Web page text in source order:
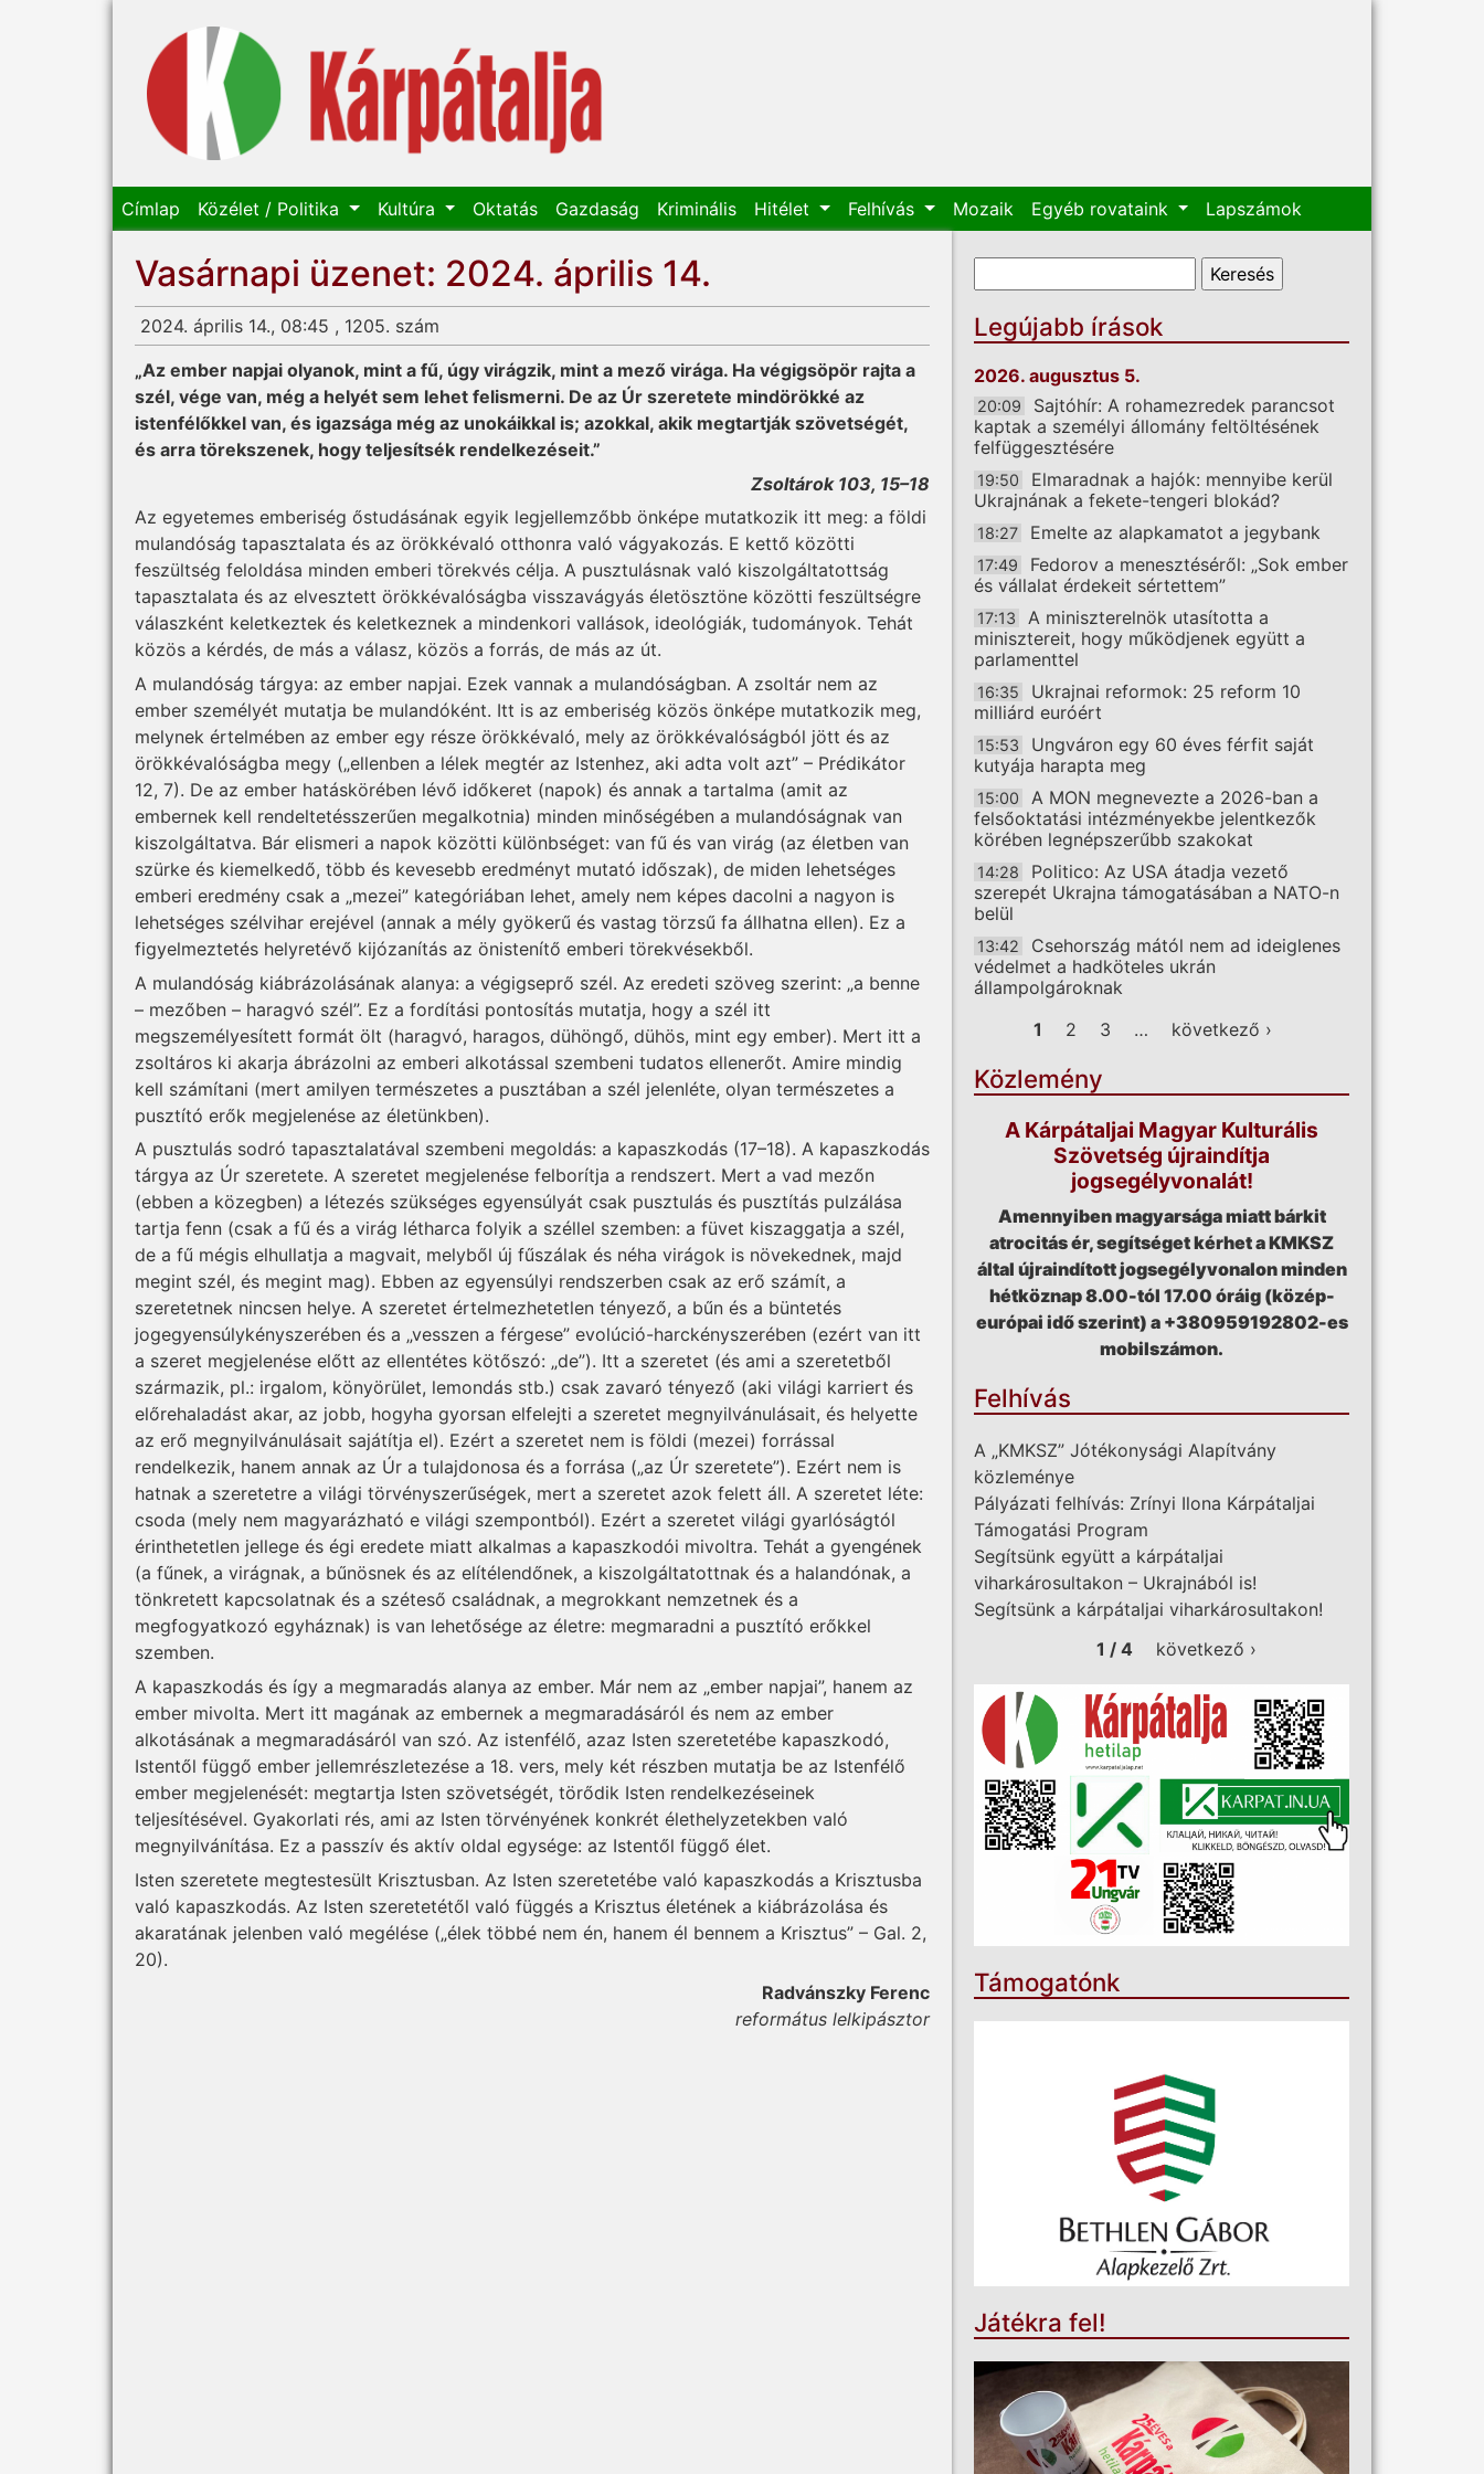
Címlap Közélet / Politika Kultúra Oktatás Gazdaság Kriminális Hitélet Felhívás Mozaik Egyéb rovataink Lapszámok
Vasárnapi üzenet: 2024. április 14.
2024. április 14., 08:45 , 1205. szám
„Az ember napjai olyanok, mint a fű, úgy virágzik, mint a mező virága. Ha végigsöpör rajta a
szél, vége van, még a helyét sem lehet felismerni. De az Úr szeretete mindörökké az
istenfélőkkel van, és igazsága még az unokáikkal is; azokkal, akik megtartják szövetségét,
és arra törekszenek, hogy teljesítsék rendelkezéseit.”
Zsoltárok 103, 15–18
Az egyetemes emberiség őstudásának egyik legjellemzőbb önképe mutatkozik itt meg: a földi
mulandóság tapasztalata és az örökkévaló otthonra való vágyakozás. E kettő közötti
feszültség feloldása minden emberi törekvés célja. A pusztulásnak való kiszolgáltatottság
tapasztalata és az elvesztett örökkévalóságba visszavágyás életösztöne közötti feszültségre
válaszként keletkeztek és keletkeznek a mindenkori vallások, ideológiák, tudományok. Tehát
közös a kérdés, de más a válasz, közös a forrás, de más az út.
A mulandóság tárgya: az ember napjai. Ezek vannak a mulandóságban. A zsoltár nem az
ember személyét mutatja be mulandóként. Itt is az emberiség közös önképe mutatkozik meg,
melynek értelmében az ember egy része örökkévaló, mely az örökkévalóságból jött és az
örökkévalóságba megy („ellenben a lélek megtér az Istenhez, aki adta volt azt” – Prédikátor
12, 7). De az ember hatáskörében lévő időkeret (napok) és annak a tartalma (amit az
embernek kell rendeltetésszerűen megalkotnia) minden minőségében a mulandóságnak van
kiszolgáltatva. Bár elismeri a napok közötti különbséget: van fű és van virág (az életben van
szürke és kiemelkedő, több és kevesebb eredményt mutató időszak), de miden lehetséges
emberi eredmény csak a „mezei” kategóriában lehet, amely nem képes dacolni a nagyon is
lehetséges szélvihar erejével (annak a mély gyökerű és vastag törzsű fa állhatna ellen). Ez a
figyelmeztetés helyretévő kijózanítás az önistenítő emberi törekvésekből.
A mulandóság kiábrázolásának alanya: a végigseprő szél. Az eredeti szöveg szerint: „a benne
– mezőben – haragvó szél”. Ez a fordítási pontosítás mutatja, hogy a szél itt
megszemélyesített formát ölt (haragvó, haragos, dühöngő, dühös, mint egy ember). Mert itt a
zsoltáros ki akarja ábrázolni az emberi alkotással szembeni tudatos ellenerőt. Amire mindig
kell számítani (mert amilyen természetes a pusztában a szél jelenléte, olyan természetes a
pusztító erők megjelenése az életünkben).
A pusztulás sodró tapasztalatával szembeni megoldás: a kapaszkodás (17–18). A kapaszkodás
tárgya az Úr szeretete. A szeretet megjelenése felborítja a rendszert. Mert a vad mezőn
(ebben a közegben) a létezés szükséges egyensúlyát csak pusztulás és pusztítás pulzálása
tartja fenn (csak a fű és a virág létharca folyik a széllel szemben: a füvet kiszaggatja a szél,
de a fű mégis elhullatja a magvait, melyből új fűszálak és néha virágok is növekednek, majd
megint szél, és megint mag). Ebben az egyensúlyi rendszerben csak az erő számít, a
szeretetnek nincsen helye. A szeretet értelmezhetetlen tényező, a bűn és a büntetés
jogegyensúlykényszerében és a „vesszen a férgese” evolúció-harckényszerében (ezért van itt
a szeret megjelenése előtt az ellentétes kötőszó: „de”). Itt a szeretet (és ami a szeretetből
származik, pl.: irgalom, könyörület, lemondás stb.) csak zavaró tényező (aki világi karriert és
előrehaladást akar, az jobb, hogyha gyorsan elfelejti a szeretet megnyilvánulásait, és helyette
az erő megnyilvánulásait sajátítja el). Ezért a szeretet nem is földi (mezei) forrással
rendelkezik, hanem annak az Úr a tulajdonosa és a forrása („az Úr szeretete”). Ezért nem is
hatnak a szeretetre a világi törvényszerűségek, mert a szeretet azok felett áll. A szeretet léte:
csoda (mely nem magyarázható e világi szempontból). Ezért a szeretet világi gyarlóságtól
érinthetetlen jellege és égi eredete miatt alkalmas a kapaszkodói mivoltra. Tehát a gyengének
(a fűnek, a virágnak, a bűnösnek és az elítélendőnek, a kiszolgáltatottnak és a halandónak, a
tönkretett kapcsolatnak és a széteső családnak, a megrokkant nemzetnek és a
megfogyatkozó egyháznak) is van lehetősége az életre: megmaradni a pusztító erőkkel
szemben.
A kapaszkodás és így a megmaradás alanya az ember. Már nem az „ember napjai”, hanem az
ember mivolta. Mert itt magának az embernek a megmaradásáról és nem az ember
alkotásának a megmaradásáról van szó. Az istenfélő, azaz Isten szeretetébe kapaszkodó,
Istentől függő ember jellemrészletezése a 18. vers, mely két részben mutatja be az Istenfélő
ember megjelenését: megtartja Isten szövetségét, törődik Isten rendelkezéseinek
teljesítésével. Gyakorlati rés, ami az Isten törvényének konkrét élethelyzetekben való
megnyilvánítása. Ez a passzív és aktív oldal egysége: az Istentől függő élet.
Isten szeretete megtestesült Krisztusban. Az Isten szeretetébe való kapaszkodás a Krisztusba
való kapaszkodás. Az Isten szeretetétől való függés a Krisztus életének a kiábrázolása és
akaratának jelenben való megélése („élek többé nem én, hanem él bennem a Krisztus” – Gal. 2,
20).
Radvánszky Ferenc
református lelkipásztor
Keresés űrlap
Legújabb írások
2026. augusztus 5.
20:09
Sajtóhír: A rohamezredek parancsot
kaptak a személyi állomány feltöltésének
felfüggesztésére
19:50
Elmaradnak a hajók: mennyibe kerül
Ukrajnának a fekete-tengeri blokád?
18:27 Emelte az alapkamatot a jegybank
17:49
Fedorov a menesztéséről: „Sok ember
és vállalat érdekeit sértettem”
17:13
A miniszterelnök utasította a
minisztereit, hogy működjenek együtt a
parlamenttel
16:35
Ukrajnai reformok: 25 reform 10
milliárd euróért
15:53
Ungváron egy 60 éves férfit saját
kutyája harapta meg
15:00
A MON megnevezte a 2026-ban a
felsőoktatási intézményekbe jelentkezők
körében legnépszerűbb szakokat
14:28
Politico: Az USA átadja vezető
szerepét Ukrajna támogatásában a NATO-n
belül
13:42
Csehország mától nem ad ideiglenes
védelmet a hadköteles ukrán
állampolgároknak
Oldalak
1 2 3 … következő ›
Közlemény
A Kárpátaljai Magyar Kulturális
Szövetség újraindítja
jogsegélyvonalát!
Amennyiben magyarsága miatt bárkit
atrocitás ér, segítséget kérhet a KMKSZ
által újraindított jogsegélyvonalon minden
hétköznap 8.00-tól 17.00 óráig (közép-
európai idő szerint) a +380959192802-es
mobilszámon.
Felhívás
A „KMKSZ” Jótékonysági Alapítvány
közleménye
Pályázati felhívás: Zrínyi Ilona Kárpátaljai
Támogatási Program
Segítsünk együtt a kárpátaljai
viharkárosultakon – Ukrajnából is!
Segítsünk a kárpátaljai viharkárosultakon!
1 / 4
következő ›
Támogatónk
Játékra fel!